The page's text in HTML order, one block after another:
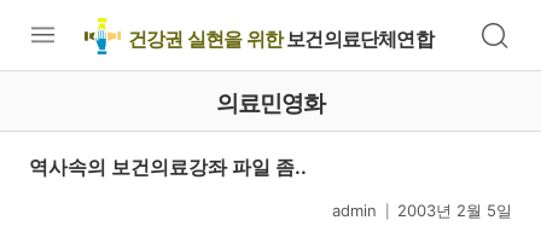
건강권 실현을 위한보건의료단체연합
의료민영화
역사속의 보건의료강좌 파일 좀..
admin 2003년 2월 5일